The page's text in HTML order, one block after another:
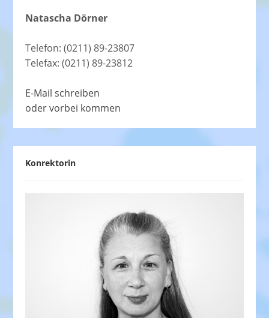
Natascha Dörner
Telefon: (0211) 89-23807
Telefax: (0211) 89-23812
E-Mail schreiben
oder vorbei kommen
Konrektorin